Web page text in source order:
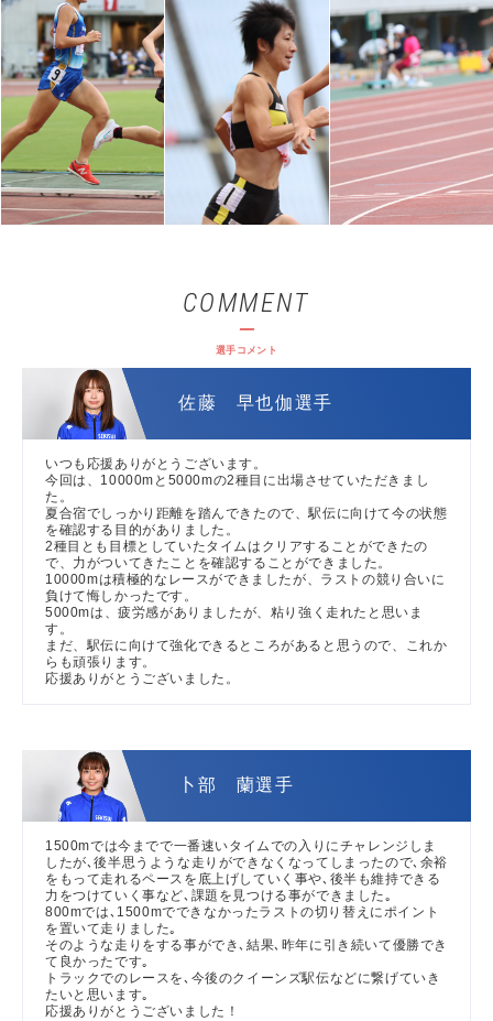
COMMENT
選手コメント
佐藤 早也伽選手
いつも応援ありがとうございます。
今回は、10000mと5000mの2種目に出場させていただきまし
た。
夏合宿でしっかり距離を踏んできたので、駅伝に向けて今の状態
を確認する目的がありました。
2種目とも目標としていたタイムはクリアすることができたの
で、力がついてきたことを確認することができました。
10000mは積極的なレースができましたが、ラストの競り合いに
負けて悔しかったです。
5000mは、疲労感がありましたが、粘り強く走れたと思いま
す。
まだ、駅伝に向けて強化できるところがあると思うので、これか
らも頑張ります。
応援ありがとうございました。
卜部 蘭選手
1500mでは今までで一番速いタイムでの入りにチャレンジしま
したが､後半思うような走りができなくなってしまったので､余裕
をもって走れるペースを底上げしていく事や､後半も維持できる
力をつけていく事など､課題を見つける事ができました｡
800mでは､1500mでできなかったラストの切り替えにポイント
を置いて走りました｡
そのような走りをする事ができ､結果､昨年に引き続いて優勝でき
て良かったです｡
トラックでのレースを､今後のクイーンズ駅伝などに繋げていき
たいと思います｡
応援ありがとうございました！